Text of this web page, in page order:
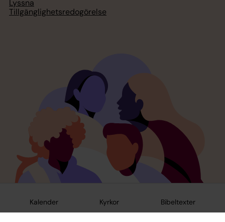
Kalender Kyrkor Bibeltexter
Lyssna
Tillgänglighetsredogörelse